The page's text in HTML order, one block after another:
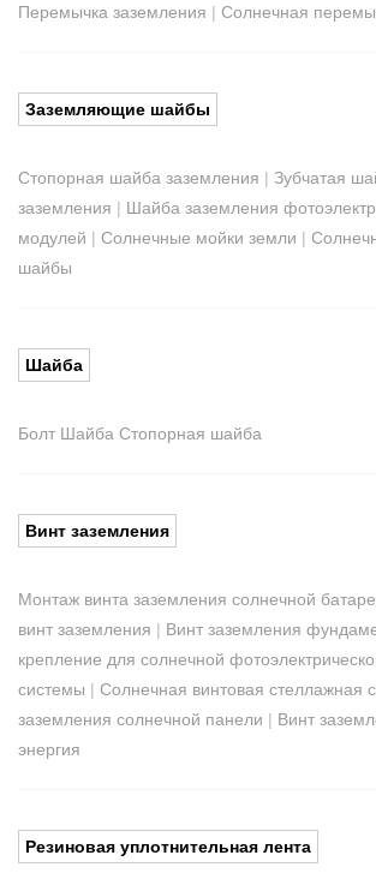
Перемычка заземления | Солнечная
Заземляющие шайбы
Стопорная шайба заземления | Зубчатая
заземления | Шайба заземления
модулей | Солнечные мойки земли |
шайбы
Шайба
Болт Шайба Стопорная шайба
Винт заземления
Монтаж винта заземления солнечной
винт заземления | Винт заземления
крепление для солнечной
системы | Солнечная винтовая стеллажная
заземления солнечной панели | Винт
энергия
Резиновая уплотнительная лента